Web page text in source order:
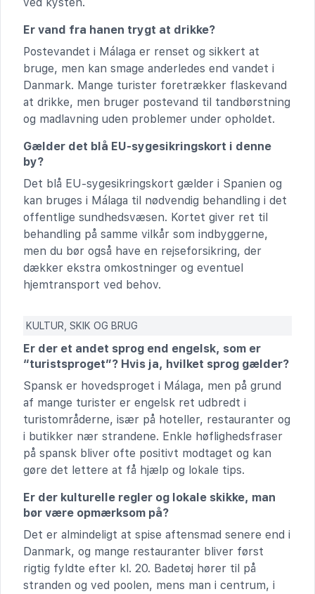
Er vand fra hanen trygt at drikke?
Postevandet i Málaga er renset og sikkert at
bruge, men kan smage anderledes end vandet i
Danmark. Mange turister foretrækker flaskevand
at drikke, men bruger postevand til tandbørstning
og madlavning uden problemer under opholdet.
Gælder det blå EU-sygesikringskort i denne
by?
Det blå EU-sygesikringskort gælder i Spanien og
kan bruges i Málaga til nødvendig behandling i det
offentlige sundhedsvæsen. Kortet giver ret til
behandling på samme vilkår som indbyggerne,
men du bør også have en rejseforsikring, der
dækker ekstra omkostninger og eventuel
hjemtransport ved behov.
KULTUR, SKIK OG BRUG
Er der et andet sprog end engelsk, som er
“turistsproget”? Hvis ja, hvilket sprog gælder?
Spansk er hovedsproget i Málaga, men på grund
af mange turister er engelsk ret udbredt i
turistområderne, især på hoteller, restauranter og
i butikker nær strandene. Enkle høflighedsfraser
på spansk bliver ofte positivt modtaget og kan
gøre det lettere at få hjælp og lokale tips.
Er der kulturelle regler og lokale skikke, man
bør være opmærksom på?
Det er almindeligt at spise aftensmad senere end i
Danmark, og mange restauranter bliver først
rigtig fyldte efter kl. 20. Badetøj hører til på
stranden og ved poolen, mens man i centrum, i